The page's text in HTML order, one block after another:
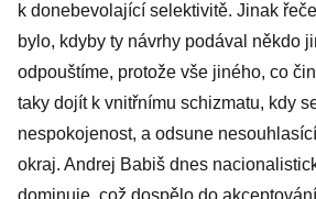
k donebevolající selektivitě. Jinak
bylo, kdyby ty návrhy podával někdo
odpouštíme, protože vše jiného, co
taky dojít k vnitřnímu schizmatu, kdy
nespokojenost, a odsune
okraj. Andrej Babiš dnes
dominuje, což dospělo do